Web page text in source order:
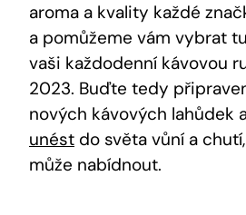
aroma a kvality každé
a ⁣pomůžeme⁤ vám ​vybrat‌
vaši každodenní kávovou
2023. Buďte tedy
nových⁤ kávových lahůdek
unést do světa vůní a
může nabídnout.